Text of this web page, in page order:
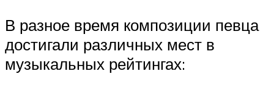
В разное время композиции певца
достигали различных мест в
музыкальных рейтингах: